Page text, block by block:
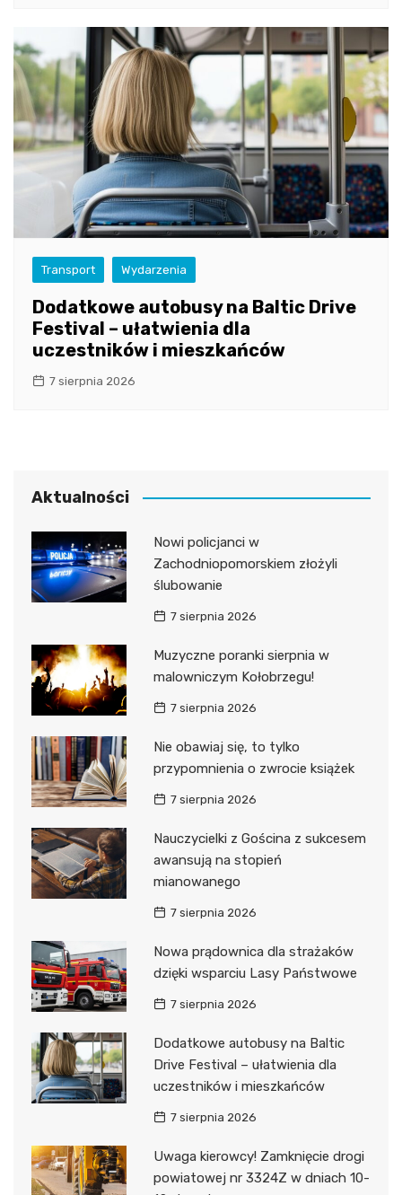
Transport Wydarzenia
Dodatkowe autobusy na Baltic Drive
Festival – ułatwienia dla
uczestników i mieszkańców
7 sierpnia 2026
Aktualności
Nowi policjanci w
Zachodniopomorskiem złożyli
ślubowanie
7 sierpnia 2026
Muzyczne poranki sierpnia w
malowniczym Kołobrzegu!
7 sierpnia 2026
Nie obawiaj się, to tylko
przypomnienia o zwrocie książek
7 sierpnia 2026
Nauczycielki z Gościna z sukcesem
awansują na stopień
mianowanego
7 sierpnia 2026
Nowa prądownica dla strażaków
dzięki wsparciu Lasy Państwowe
7 sierpnia 2026
Dodatkowe autobusy na Baltic
Drive Festival – ułatwienia dla
uczestników i mieszkańców
7 sierpnia 2026
Uwaga kierowcy! Zamknięcie drogi
powiatowej nr 3324Z w dniach 10-